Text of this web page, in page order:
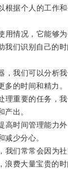
据个人的工作和
情况，它能够为
我们识别自己的
我们可以分析我
多的时间和精力。
重要的任务，我
产出。
时间管理能力外
减少分心。
们常常会因为社
浪费大量宝贵的时